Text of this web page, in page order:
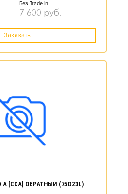
Без Trade-in
7 600 руб.
Заказать
А [CCA] ОБРАТНЫЙ (75D23L)